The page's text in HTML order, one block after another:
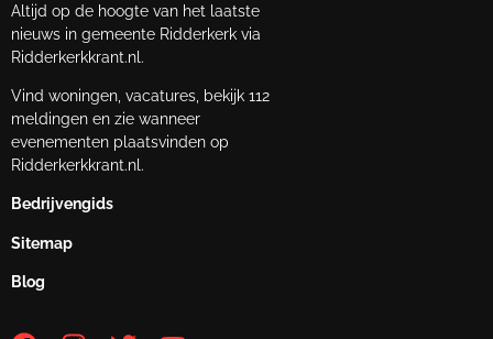
Altijd op de hoogte van het laatste
nieuws in gemeente Ridderkerk via
Ridderkerkkrant.nl.
Vind woningen, vacatures, bekijk 112
meldingen en zie wanneer
evenementen plaatsvinden op
Ridderkerkkrant.nl.
Bedrijvengids
Sitemap
Blog